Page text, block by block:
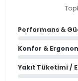
Performans &
Konfor &
Yakıt Tüketimi /